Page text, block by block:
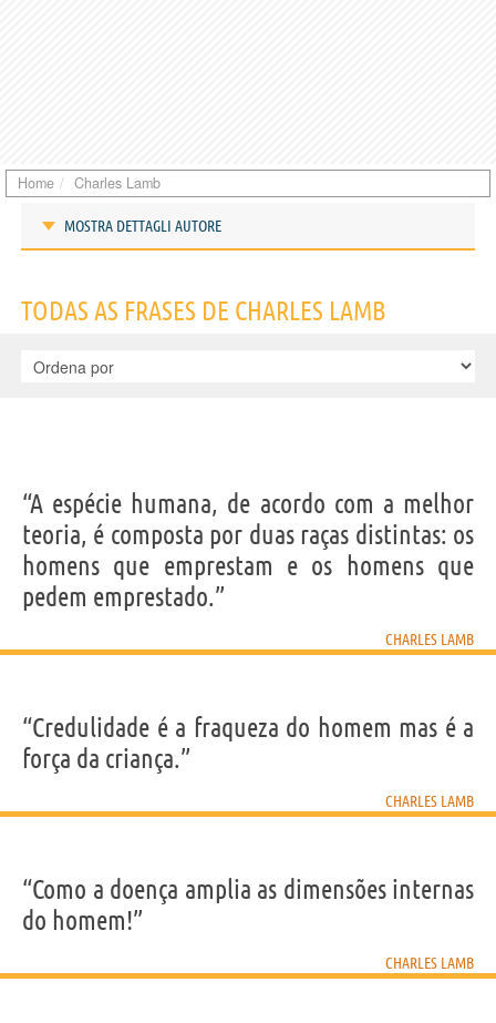
Home Charles Lamb
MOSTRA DETTAGLI AUTORE
IDENTIKIT E DADOS PESSOAIS
Nome
Charles
Sobrenome Lamb
Nascido 10 Fevereiro 1775 em Londra
Falecido 27 Dezembro 1834 em Edmonton
Gênero masculino
Nacionalidade Inglesa
5EM PORTUGUÊS
CONTEÚDOS
TODAS AS FRASES DE CHARLES LAMB
“A espécie humana, de acordo com a melhor
teoria, é composta por duas raças distintas: os
homens que emprestam e os homens que
pedem emprestado.”
CHARLES LAMB
“Credulidade é a fraqueza do homem mas é a
força da criança.”
CHARLES LAMB
“Como a doença amplia as dimensões internas
do homem!”
CHARLES LAMB